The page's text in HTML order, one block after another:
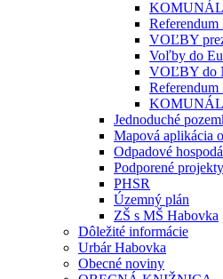
Referendum
VOĽBY
Voľby do
VOĽBY do
Referendum
Jednoduché
Mapová aplikácia
Odpadové
Podporené projekty
PHSR
Územný plán
ZŠ s MŠ Habovka
Dôležité informácie
Urbár Habovka
Obecné noviny